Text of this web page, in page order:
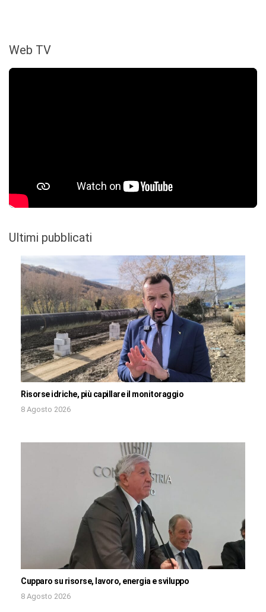
Web TV
Ultimi pubblicati
Risorse idriche, più capillare il monitoraggio
8 Agosto 2026
Cupparo su risorse, lavoro, energia e sviluppo
8 Agosto 2026